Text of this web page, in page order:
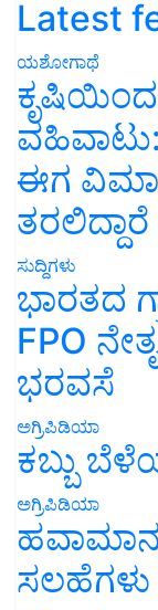
Latest
ಯಶೋಗಾಥೆ
ಈಗ
ಸುದ್ದಿಗಳು
ಭಾರತದ
FPO
ಭರವಸೆ
ಅಗ್ರಿಪಿಡಿಯಾ
ಕಬ್ಬು
ಅಗ್ರಿಪಿಡಿಯಾ
ಹವಾಮಾನ
ಸಲಹೆಗಳು